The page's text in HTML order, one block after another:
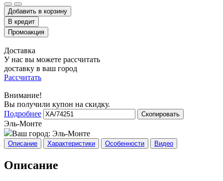
Добавить в корзину
Доставка
У нас вы можете рассчитать
доставку в ваш город
Рассчитать
Внимание!
Вы получили купон на скидку.
Подробнее
Скопировать
Эль-Монте
Ваш город: Эль-Монте
Описание Характеристики Особенности Видео
Описание